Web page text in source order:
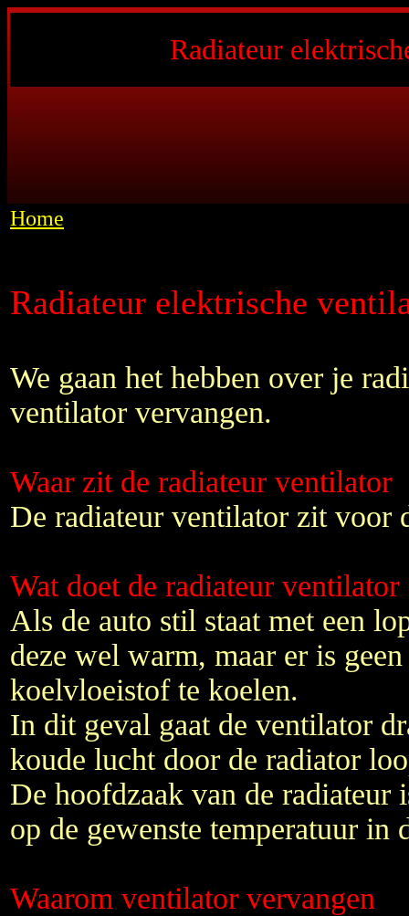
Radiateur
Home
Radiateur elektrische
We gaan het hebben over je
ventilator vervangen.
Waar zit de radiateur ventilator
De radiateur ventilator zit voor
Wat doet de radiateur ventilator
Als de auto stil staat met een
deze wel warm, maar er is
koelvloeistof te koelen.
In dit geval gaat de ventilator
koude lucht door de radiator
De hoofdzaak van de radiateur
op de gewenste temperatuur in
Waarom ventilator vervangen